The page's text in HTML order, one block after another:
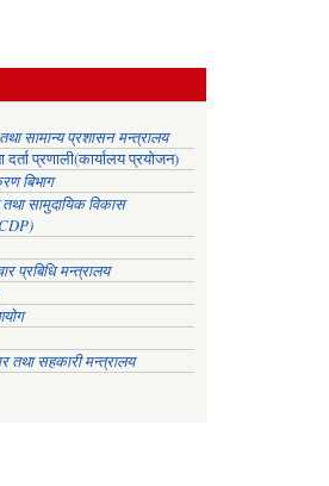
सामान्य प्रशासन मन्त्रालय
प्रणाली(कार्यालय प्रयोजन)
बिभाग
सामुदायिक विकास
प्रबिधि मन्त्रालय
तथा सहकारी मन्त्रालय